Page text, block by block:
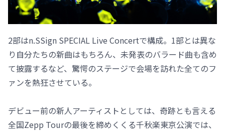
2部はn.SSign SPECIAL Live Concertで構成。1部とは異な
り自分たちの新曲はもちろん、未発表のバラード曲も含め
て披露するなど、驚愕のステージで会場を訪れた全てのフ
ァンを熱狂させている。
デビュー前の新人アーティストとしては、奇跡とも言える
全国Zepp Tourの最後を締めくくる千秋楽東京公演では、